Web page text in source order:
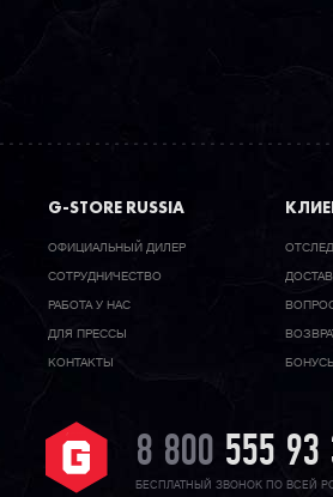
G-STORE RUSSIA
ОФИЦИАЛЬНЫЙ ДИЛЕР
CОТРУДНИЧЕСТВО
РАБОТА У НАС
ДЛЯ ПРЕССЫ
КОНТАКТЫ
8 800 555 93
БЕСПЛАТНЫЙ ЗВОНОК ПО ВСЕЙ